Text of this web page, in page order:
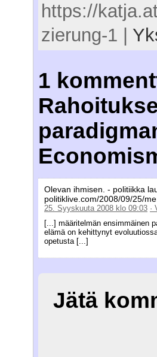
https://
zierung-1 |
1
Olevan ihmisen. - politiikka
politiklive.com/2008/09/25/
25. Syyskuuta 2008 klo 09:03 ·
[...] määritelmän ensimmäinen
elämä on kehittynyt
opetusta [...]
Jätä